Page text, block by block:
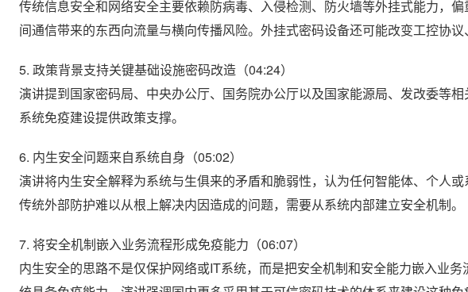
传统信息安全和网络安全主要依赖防病毒、入侵检测、防火墙等外挂式能力，
间通信带来的东西向流量与横向传播风险。外挂式密码设备还可能改变工控协
5. 政策背景支持关键基础设施密码改造（04:24）
演讲提到国家密码局、中央办公厅、国务院办公厅以及国家能源局、发改委等
系统免疫建设提供政策支撑。
6. 内生安全问题来自系统自身（05:02）
演讲将内生安全解释为系统与生俱来的矛盾和脆弱性，认为任何智能体、个人
传统外部防护难以从根上解决内因造成的问题，需要从系统内部建立安全机制。
7. 将安全机制嵌入业务流程形成免疫能力（06:07）
内生安全的思路不是仅保护网络或IT系统，而是把安全机制和安全能力嵌入业